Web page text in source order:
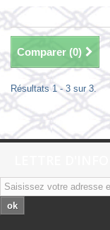
Comparer (0)
Résultats 1 - 3 sur 3.
ok